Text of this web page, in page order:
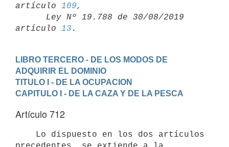
artículo 109,
artículo 13
LIBRO TERCERO - DE LOS MODOS DE
ADQUIRIR EL DOMINIO
TITULO I - DE LA OCUPACION
CAPITULO I - DE LA CAZA Y DE LA PESCA
Artículo 712